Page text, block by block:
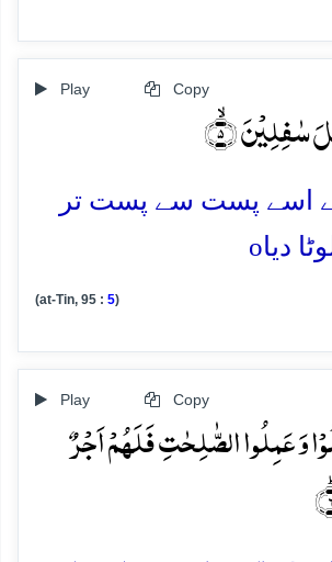
Play Copy
ۙ﴿۵﴾
نے اسے پست سے پست تر
دیاo
(at-Tin, 95 : 5)
Play Copy
وَ عَمِلُوا الصّٰلِحٰتِ فَلَہُمۡ اَجۡرٌ